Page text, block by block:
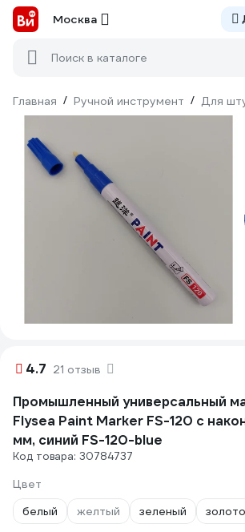
Москва
Поиск в каталоге
Главная / Ручной инструмент / Для
4.7 21 отзыв
Промышленный универсальный
Flysea Paint Marker FS-120 с
мм, синий FS-120-blue
Код товара: 30784737
Цвет
белый
желтый зеленый